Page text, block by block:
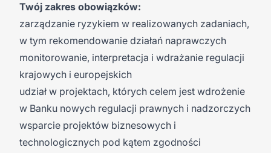
Twój zakres obowiązków:
zarządzanie ryzykiem w realizowanych zadaniach,
w tym rekomendowanie działań naprawczych
monitorowanie, interpretacja i wdrażanie regulacji
krajowych i europejskich
udział w projektach, których celem jest wdrożenie
w Banku nowych regulacji prawnych i nadzorczych
wsparcie projektów biznesowych i
technologicznych pod kątem zgodności